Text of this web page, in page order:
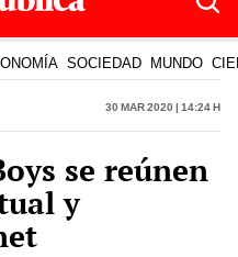
SOCIEDAD MUNDO
30 Mar 2020 | 14:24 h
se reúnen
y